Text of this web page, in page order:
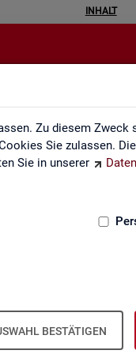
Zu diesem Zweck
Sie zulassen.
Sie in unserer
BESTÄTIGEN
INHALT